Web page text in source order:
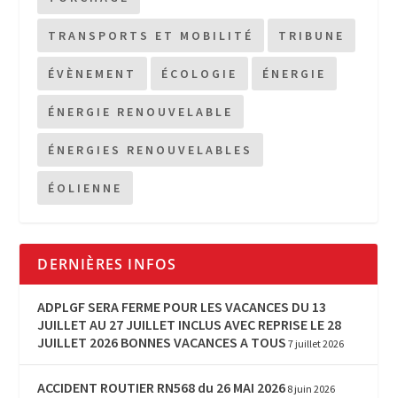
TRANSPORTS ET MOBILITÉ TRIBUNE
ÉVÈNEMENT ÉCOLOGIE ÉNERGIE
ÉNERGIE RENOUVELABLE
ÉNERGIES RENOUVELABLES
ÉOLIENNE
DERNIÈRES INFOS
ADPLGF SERA FERME POUR LES VACANCES DU 13
JUILLET AU 27 JUILLET INCLUS AVEC REPRISE LE 28
JUILLET 2026 BONNES VACANCES A TOUS 7 juillet 2026
ACCIDENT ROUTIER RN568 du 26 MAI 2026 8 juin 2026